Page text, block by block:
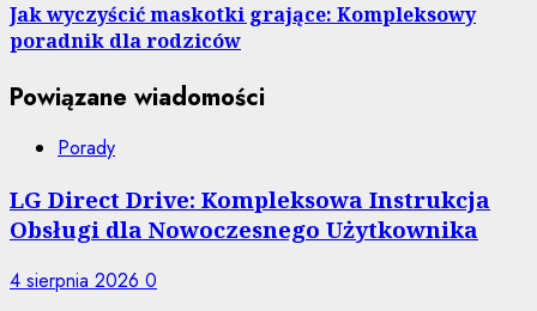
Jak wyczyścić maskotki grające: Kompleksowy
poradnik dla rodziców
Powiązane wiadomości
Porady
LG Direct Drive: Kompleksowa Instrukcja
Obsługi dla Nowoczesnego Użytkownika
4 sierpnia 2026 0